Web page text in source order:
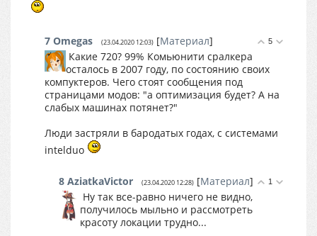
5
7 Omegas (23.04.2020 12:03) [Материал]
Какие 720? 99% Комьюнити сралкера
осталось в 2007 году, по состоянию своих
компуктеров. Чего стоят сообщения под
страницами модов: "а оптимизация будет? А на
слабых машинах потянет?"
Люди застряли в бародатых годах, с системами
intelduo
1
8 AziatkaVictor (23.04.2020 12:28) [Материал]
Ну так все-равно ничего не видно,
получилось мыльно и рассмотреть
красоту локации трудно...